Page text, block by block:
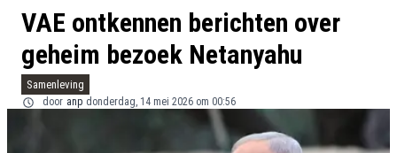
VAE ontkennen berichten over
geheim bezoek Netanyahu
Samenleving
door anp donderdag, 14 mei 2026 om 00:56